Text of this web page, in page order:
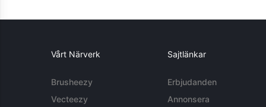
Vårt Närverk
Brusheezy
Vecteezy
Sajtlänkar
Erbjudanden
Annonsera